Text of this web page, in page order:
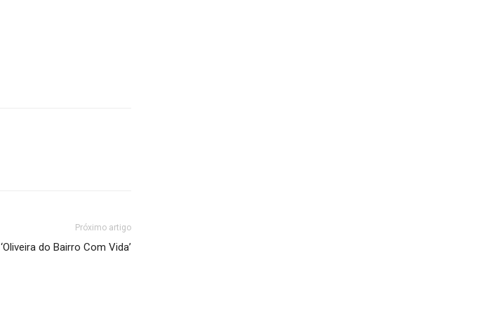
Próximo artigo
‘Oliveira do Bairro Com Vida’